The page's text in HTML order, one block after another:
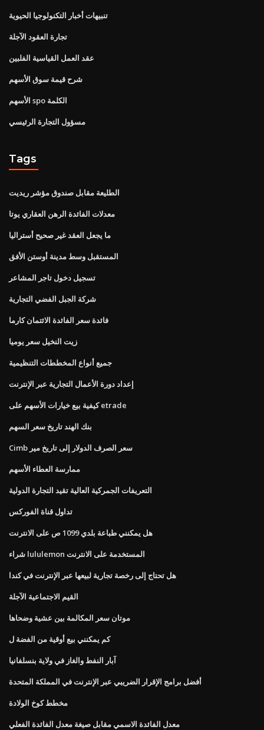
تنبيهات أخبار التكنولوجيا الحيوية
تجارة العقود الآجلة
عقد العمل القياسية الفلبين
شرح قيمة سوق الأسهم
الأسهم spo الكلمة
مسؤول التجارة الرئيسي
Tags
الطليعة مقابل صندوق مؤشر ريديت
معدلات الفائدة الرهن العقاري يوتا
ما يجعل العقد غير صحيح أستراليا
المستقبل وسط مدينة أوستن الأفق
تسجيل دخول تاجر المشاعر
شركة الجبل الفضي التجارية
فائدة سعر الفائدة الائتمان كارما
زيت النخيل سعر يوميا
جميع أنواع المخططات التنظيمية
إعداد دورة الأعمال التجارية عبر الإنترنت
كيفية بيع خيارات الأسهم على etrade
بنك الهند تاريخ سعر السهم
Cimb سعر الصرف الدولار إلى تاريخ مير
ممارسة العطاء الأسهم
التعريفات الجمركية العالية تقيد التجارة الدولية
تداول قناة الفوركس
هل يمكنني طباعة بلدي 1099 ص على الانترنت
شراء lululemon المستخدمة على الانترنت
هل تحتاج إلى رخصة تجارية لبيعها عبر الإنترنت في كندا
القيم الاجتماعية الآجلة
موتان سعر المكالمة بين عشية وضحاها
كم يمكنني بيع أوقية من الفضة ل
آبار النفط والغاز في ولاية بنسلفانيا
أفضل برامج الإقرار الضريبي عبر الإنترنت في المملكة المتحدة
مخطط كوخ الولادة
معدل الفائدة الاسمي مقابل صيغة معدل الفائدة الفعلي